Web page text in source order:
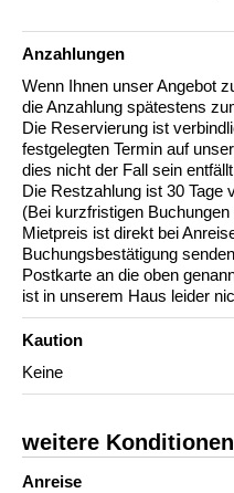
Anzahlungen
Wenn Ihnen unser Angebot
die Anzahlung spätestens
Die Reservierung ist
festgelegten Termin auf
dies nicht der Fall sein
Die Restzahlung ist 30 Tage
(Bei kurzfristigen
Mietpreis ist direkt bei
Buchungsbestätigung
Postkarte an die oben
ist in unserem Haus leider
Kaution
Keine
weitere Konditionen
Anreise